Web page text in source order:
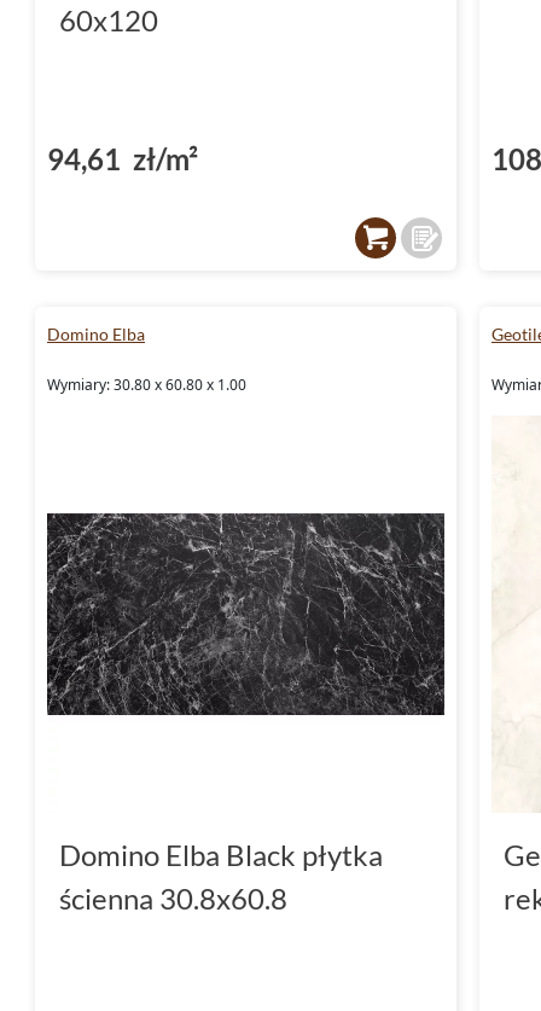
60x120
94,61 zł/m²
Domino Elba
Wymiary: 30.80 x 60.80 x 1.00
Domino Elba Black płytka
ścienna 30.8x60.8